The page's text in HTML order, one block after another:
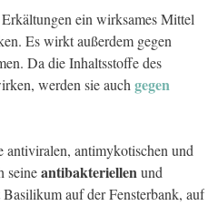
ein wirksames Mittel
Es wirkt außerdem gegen
Da die Inhaltsstoffe des
werden sie auch gegen
antiviralen, antimykotischen und
seineantibakteriellenund
auf der Fensterbank, auf